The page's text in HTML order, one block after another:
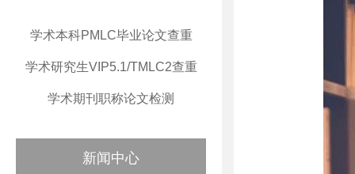
学术本科PMLC毕业论文查重
学术研究生VIP5.1/TMLC2查重
学术期刊职称论文检测
新闻中心